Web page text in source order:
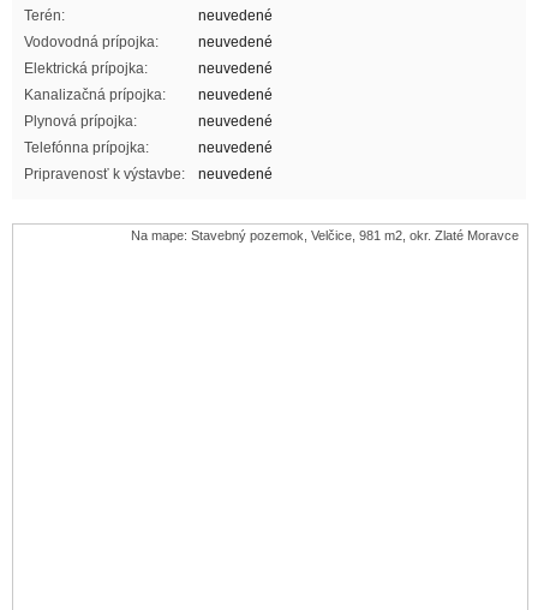
Terén:
neuvedené
Vodovodná prípojka:
neuvedené
Elektrická prípojka:
neuvedené
Kanalizačná prípojka:
neuvedené
Plynová prípojka:
neuvedené
Telefónna prípojka:
neuvedené
Pripravenosť k výstavbe:
neuvedené
Na mape: Stavebný pozemok, Velčice, 981 m2, okr. Zlaté Moravce